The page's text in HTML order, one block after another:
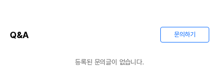
Q&A 문의하기
등록된 문의글이 없습니다.